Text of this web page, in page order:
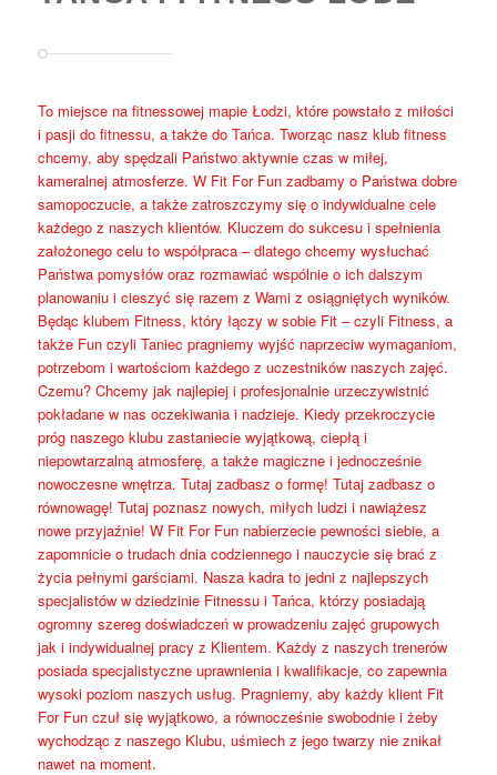
To miejsce na fitnessowej mapie Łodzi, które powstało z miłości
i pasji do fitnessu, a także do Tańca. Tworząc nasz klub fitness
chcemy, aby spędzali Państwo aktywnie czas w miłej,
kameralnej atmosferze. W Fit For Fun zadbamy o Państwa dobre
samopoczucie, a także zatroszczymy się o indywidualne cele
każdego z naszych klientów. Kluczem do sukcesu i spełnienia
założonego celu to współpraca – dlatego chcemy wysłuchać
Państwa pomysłów oraz rozmawiać wspólnie o ich dalszym
planowaniu i cieszyć się razem z Wami z osiągniętych wyników.
Będąc klubem Fitness, który łączy w sobie Fit – czyli Fitness, a
także Fun czyli Taniec pragniemy wyjść naprzeciw wymaganiom,
potrzebom i wartościom każdego z uczestników naszych zajęć.
Czemu? Chcemy jak najlepiej i profesjonalnie urzeczywistnić
pokładane w nas oczekiwania i nadzieje. Kiedy przekroczycie
próg naszego klubu zastaniecie wyjątkową, ciepłą i
niepowtarzalną atmosferę, a także magiczne i jednocześnie
nowoczesne wnętrza. Tutaj zadbasz o formę! Tutaj zadbasz o
równowagę! Tutaj poznasz nowych, miłych ludzi i nawiążesz
nowe przyjaźnie! W Fit For Fun nabierzecie pewności siebie, a
zapomnicie o trudach dnia codziennego i nauczycie się brać z
życia pełnymi garściami. Nasza kadra to jedni z najlepszych
specjalistów w dziedzinie Fitnessu i Tańca, którzy posiadają
ogromny szereg doświadczeń w prowadzeniu zajęć grupowych
jak i indywidualnej pracy z Klientem. Każdy z naszych trenerów
posiada specjalistyczne uprawnienia i kwalifikacje, co zapewnia
wysoki poziom naszych usług. Pragniemy, aby każdy klient Fit
For Fun czuł się wyjątkowo, a równocześnie swobodnie i żeby
wychodząc z naszego Klubu, uśmiech z jego twarzy nie znikał
nawet na moment.